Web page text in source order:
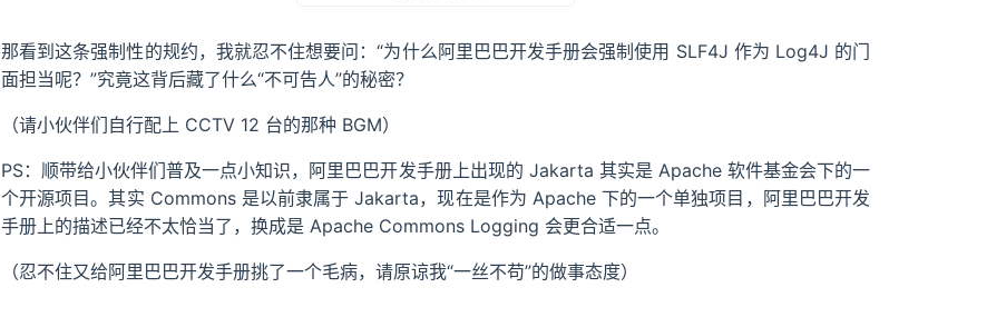
那看到这条强制性的规约，我就忍不住想要问：“为什么阿里巴巴开发手册会强制使用 SLF4J 作为 Log4J 的门
面担当呢？”究竟这背后藏了什么“不可告人”的秘密？
（请小伙伴们自行配上 CCTV 12 台的那种 BGM）
PS：顺带给小伙伴们普及一点小知识，阿里巴巴开发手册上出现的 Jakarta 其实是 Apache 软件基金会下的一
个开源项目。其实 Commons 是以前隶属于 Jakarta，现在是作为 Apache 下的一个单独项目，阿里巴巴开发
手册上的描述已经不太恰当了，换成是 Apache Commons Logging 会更合适一点。
（忍不住又给阿里巴巴开发手册挑了一个毛病，请原谅我“一丝不苟”的做事态度）